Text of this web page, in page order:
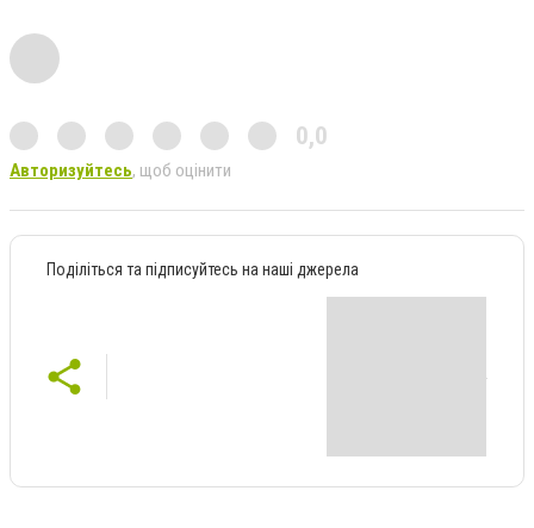
0,0
Авторизуйтесь, щоб оцінити
Поділіться та підписуйтесь на наші джерела